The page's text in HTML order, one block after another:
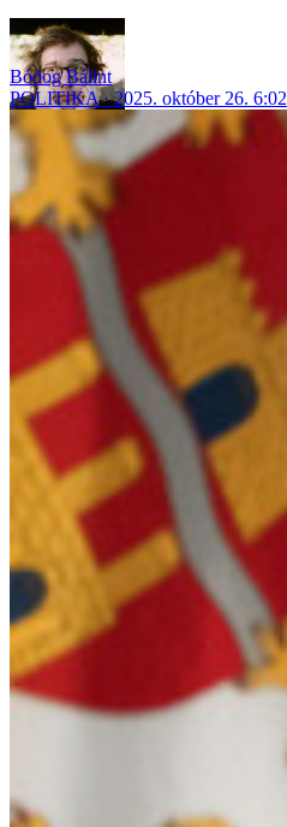
Bódog Bálint
POLITIKA
2025. október 26. 6:02